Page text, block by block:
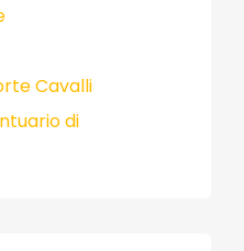
Cavalli
di